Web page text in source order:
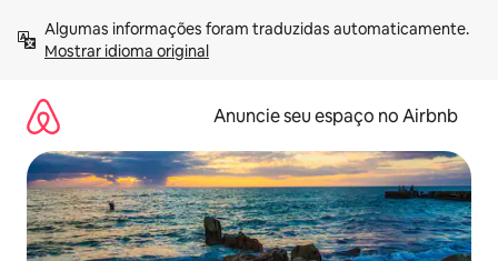
para
Mostrar idioma original
Anuncie seu espaço no Airbnb